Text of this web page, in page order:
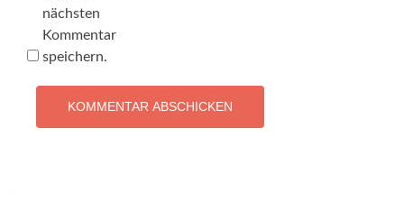
nächsten
Kommentar
speichern.